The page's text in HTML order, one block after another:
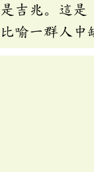
吉兆。這是
喻一群人中